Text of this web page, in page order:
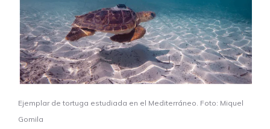
Ejemplar de tortuga estudiada en el Mediterráneo. Foto: Miquel
Gomila